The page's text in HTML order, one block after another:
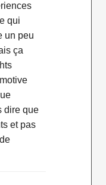
qui
un peu
ça
dire que
et pas